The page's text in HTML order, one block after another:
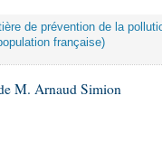
de prévention de la
française)
M. Arnaud Simion